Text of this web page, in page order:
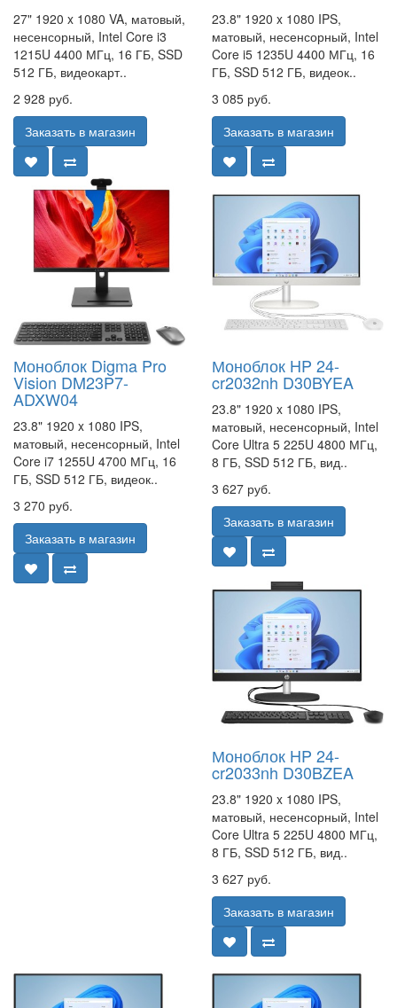
27" 1920 x 1080 VA, матовый,
несенсорный, Intel Core i3
1215U 4400 МГц, 16 ГБ, SSD
512 ГБ, видеокарт..
2 928 руб.
Заказать в магазин
23.8" 1920 x 1080 IPS,
матовый, несенсорный, Intel
Core i5 1235U 4400 МГц, 16
ГБ, SSD 512 ГБ, видеок..
3 085 руб.
Заказать в магазин
Моноблок Digma Pro
Vision DM23P7-
ADXW04
23.8" 1920 x 1080 IPS,
матовый, несенсорный, Intel
Core i7 1255U 4700 МГц, 16
ГБ, SSD 512 ГБ, видеок..
3 270 руб.
Заказать в магазин
Моноблок HP 24-
cr2032nh D30BYEA
23.8" 1920 x 1080 IPS,
матовый, несенсорный, Intel
Core Ultra 5 225U 4800 МГц,
8 ГБ, SSD 512 ГБ, вид..
3 627 руб.
Заказать в магазин
Моноблок HP 24-
cr2033nh D30BZEA
23.8" 1920 x 1080 IPS,
матовый, несенсорный, Intel
Core Ultra 5 225U 4800 МГц,
8 ГБ, SSD 512 ГБ, вид..
3 627 руб.
Заказать в магазин